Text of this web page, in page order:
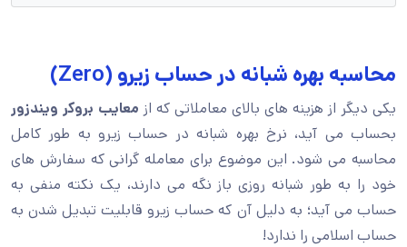
محاسبه بهره شبانه در حساب زیرو (Zero)
یکی دیگر از هزینه های بالای معاملاتی که از معایب بروکر ویندزور
بحساب می آید، نرخ بهره شبانه در حساب زیرو به طور کامل
محاسبه می شود. این موضوع برای معامله گرانی که سفارش های
خود را به طور شبانه روزی باز نگه می دارند، یک نکته منفی به
حساب می آید؛ به دلیل آن که حساب زیرو قابلیت تبدیل شدن به
حساب اسلامی را ندارد!